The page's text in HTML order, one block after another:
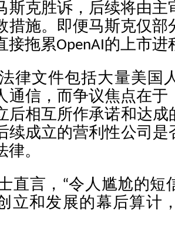
斯克胜诉，后续将由主
措施。即便马斯克仅部
接拖累OpenAI的上市进
律文件包括大量美国
通信，而争议焦点在于
后相互所作承诺和达
续成立的营利性公司
。
直言，“令人尴尬的短
立和发展的幕后算计